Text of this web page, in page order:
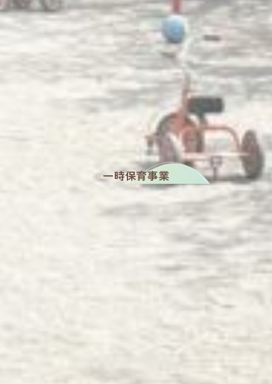
一時保育事業